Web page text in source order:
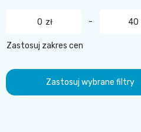
zł -
Zastosuj zakres cen
Zastosuj wybrane filtry